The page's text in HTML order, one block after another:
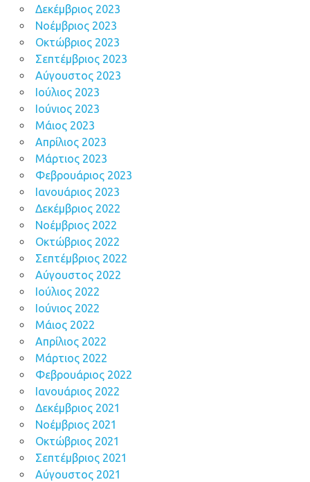
Δεκέμβριος 2023
Νοέμβριος 2023
Οκτώβριος 2023
Σεπτέμβριος 2023
Αύγουστος 2023
Ιούλιος 2023
Ιούνιος 2023
Μάιος 2023
Απρίλιος 2023
Μάρτιος 2023
Φεβρουάριος 2023
Ιανουάριος 2023
Δεκέμβριος 2022
Νοέμβριος 2022
Οκτώβριος 2022
Σεπτέμβριος 2022
Αύγουστος 2022
Ιούλιος 2022
Ιούνιος 2022
Μάιος 2022
Απρίλιος 2022
Μάρτιος 2022
Φεβρουάριος 2022
Ιανουάριος 2022
Δεκέμβριος 2021
Νοέμβριος 2021
Οκτώβριος 2021
Σεπτέμβριος 2021
Αύγουστος 2021